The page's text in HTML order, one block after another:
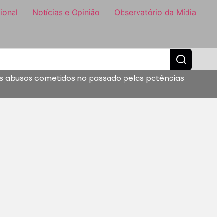
Notícias e Opinião Observatório da Mídia
cometidos no passado pelas potências